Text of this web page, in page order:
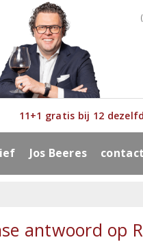
11+1 gratis bij 12
Jos Beeres contact
antwoord op